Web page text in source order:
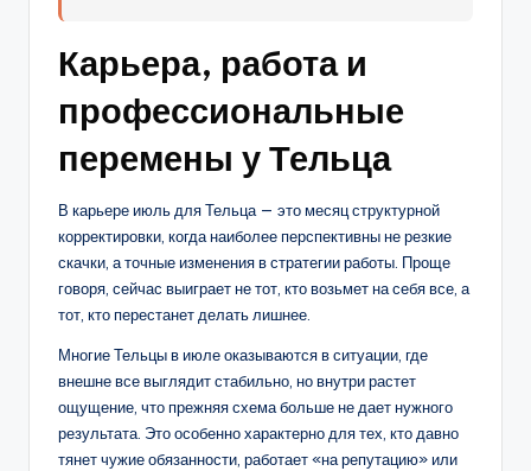
Карьера, работа и
профессиональные
перемены у Тельца
В карьере июль для Тельца — это месяц структурной
корректировки, когда наиболее перспективны не резкие
скачки, а точные изменения в стратегии работы. Проще
говоря, сейчас выиграет не тот, кто возьмет на себя все, а
тот, кто перестанет делать лишнее.
Многие Тельцы в июле оказываются в ситуации, где
внешне все выглядит стабильно, но внутри растет
ощущение, что прежняя схема больше не дает нужного
результата. Это особенно характерно для тех, кто давно
тянет чужие обязанности, работает «на репутацию» или